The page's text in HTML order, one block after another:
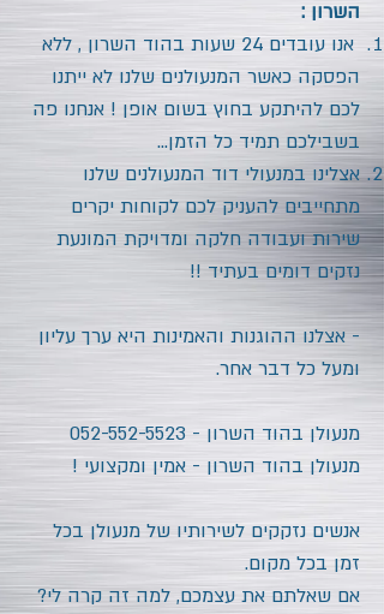
השרון :
אנו עובדים 24 שעות
בהוד השרון , ללא
הפסקה כאשר המנעולנים שלנו לא ייתנו
לכם להיתקע בחוץ בשום אופן ! אנחנו פה
בשבילכם תמיד כל הזמן...
אצלינו במנעולי דוד המנעולנים שלנו
מתחייבים להעניק לכם לקוחות יקרים
שירות ועבודה חלקה ומדויקת המונעת
נזקים דומים בעתיד !!
- אצלנו ההוגנות והאמינות היא ערך עליון
ומעל כל דבר אחר.
מנעולן בהוד השרון -
052-552-5523
מנעולן בהוד השרון - אמין ומקצועי !
אנשים נזקקים לשירותיו של מנעולן בכל
זמן בכל מקום.
אם שאלתם את עצמכם, למה זה קרה לי?